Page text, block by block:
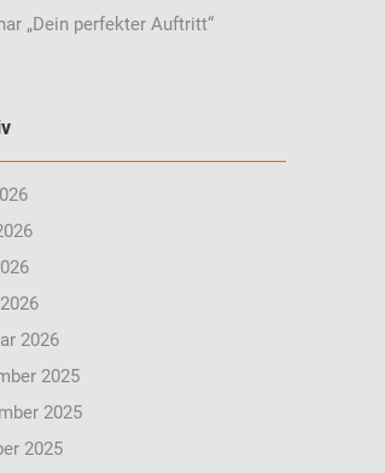
„Dein perfekter Auftritt“
2026
2025
2025
2025